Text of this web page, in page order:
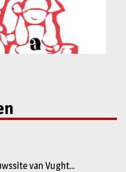
van Vught...